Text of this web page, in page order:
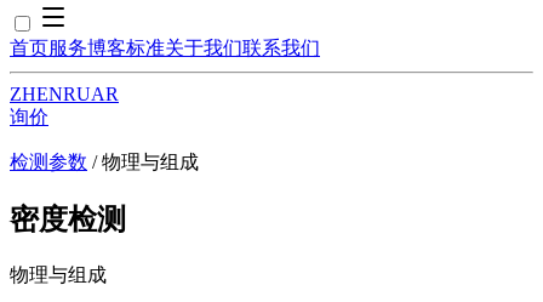
首页服务博客标准关于我们联系我们
ZHENRUAR
询价
检测参数 / 物理与组成
密度检测
物理与组成